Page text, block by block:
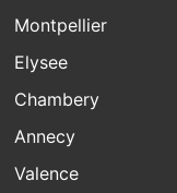
Montpellier
Elysee
Chambery
Annecy
Valence